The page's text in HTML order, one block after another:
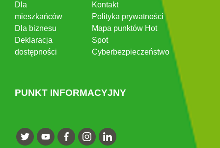
Dla
mieszkańców
Dla biznesu
Deklaracja
dostępności
Kontakt
Polityka prywatności
Mapa punktów Hot
Spot
Cyberbezpieczeństwo
PUNKT INFORMACYJNY